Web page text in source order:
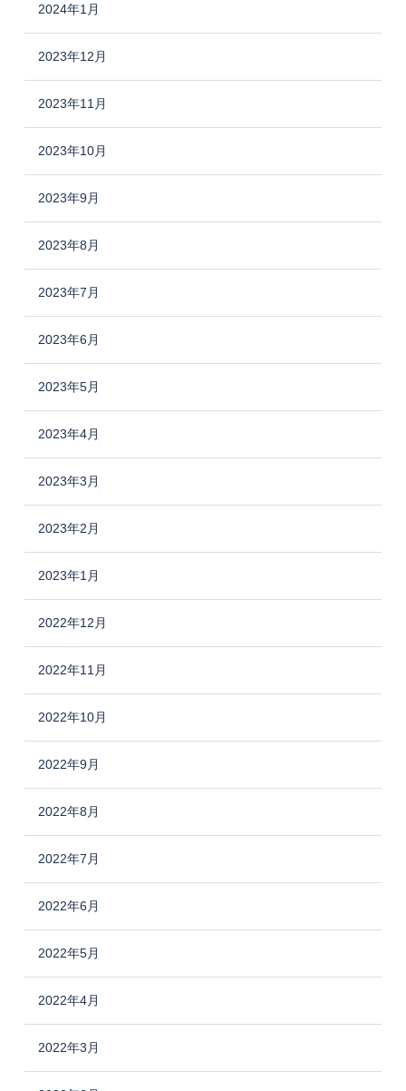
2024年1月
2023年12月
2023年11月
2023年10月
2023年9月
2023年8月
2023年7月
2023年6月
2023年5月
2023年4月
2023年3月
2023年2月
2023年1月
2022年12月
2022年11月
2022年10月
2022年9月
2022年8月
2022年7月
2022年6月
2022年5月
2022年4月
2022年3月